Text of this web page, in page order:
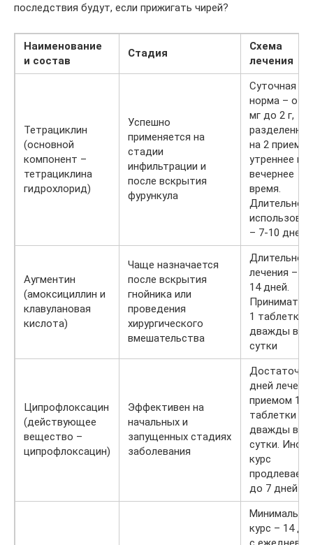
последствия будут, если прижигать чирей?
Наименование
и состав
Стадия
Схема
лечения
Тетрациклин
(основной
компонент –
тетрациклина
гидрохлорид)
Успешно
применяется на
стадии
инфильтрации и
после вскрытия
фурункула
Суточная
норма – от
мг до 2 г,
разделенная
на 2 приема
утреннее и
вечернее
время.
– 7-10 дней
Аугментин
(амоксициллин и
клавулановая
кислота)
Чаще назначается
после вскрытия
гнойника или
проведения
хирургического
вмешательства
лечения –
14 дней.
Принимать
1 таблетке
дважды в
сутки
Ципрофлоксацин
(действующее
вещество –
ципрофлоксацин)
Эффективен на
начальных и
запущенных стадиях
заболевания
Достаточно
дней
приемом 1
таблетки
дважды в
сутки.
курс
до 7 дней
курс – 14